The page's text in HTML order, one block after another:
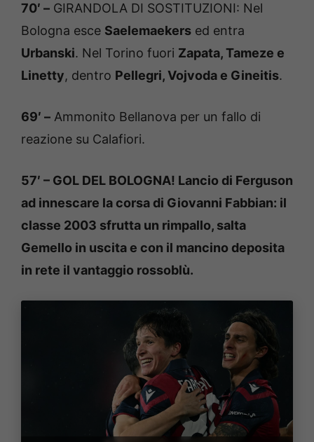
70′ – GIRANDOLA DI SOSTITUZIONI: Nel
Bologna esce Saelemaekers ed entra
Urbanski. Nel Torino fuori Zapata, Tameze e
Linetty, dentro Pellegri, Vojvoda e Gineitis.
69′ – Ammonito Bellanova per un fallo di
reazione su Calafiori.
57′ – GOL DEL BOLOGNA! Lancio di Ferguson
ad innescare la corsa di Giovanni Fabbian: il
classe 2003 sfrutta un rimpallo, salta
Gemello in uscita e con il mancino deposita
in rete il vantaggio rossoblù.